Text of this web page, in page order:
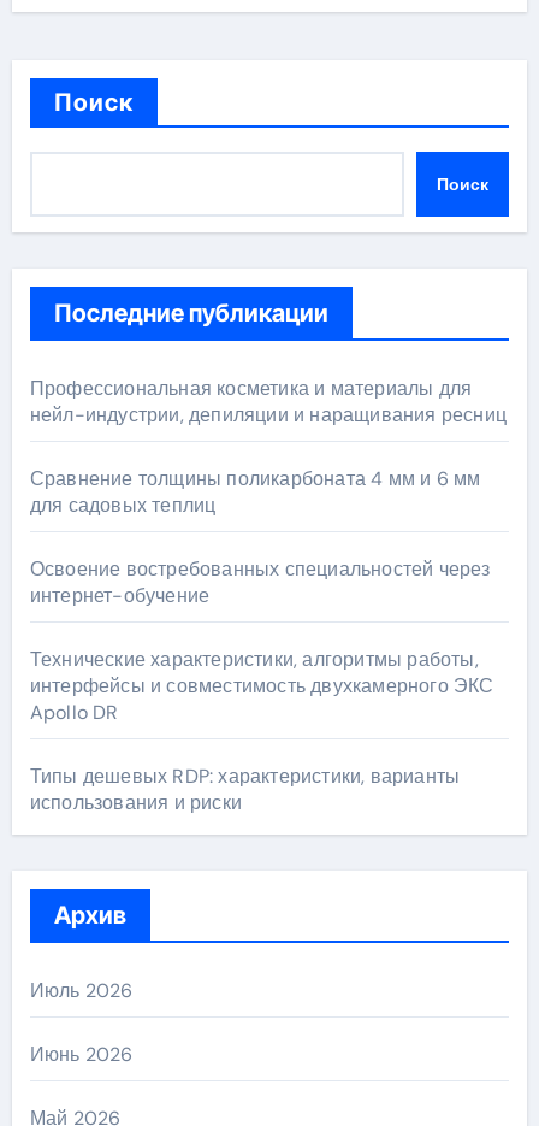
Поиск
Поиск
Последние публикации
Профессиональная косметика и материалы для
нейл-индустрии, депиляции и наращивания ресниц
Сравнение толщины поликарбоната 4 мм и 6 мм
для садовых теплиц
Освоение востребованных специальностей через
интернет-обучение
Технические характеристики, алгоритмы работы,
интерфейсы и совместимость двухкамерного ЭКС
Apollo DR
Типы дешевых RDP: характеристики, варианты
использования и риски
Архив
Июль 2026
Июнь 2026
Май 2026